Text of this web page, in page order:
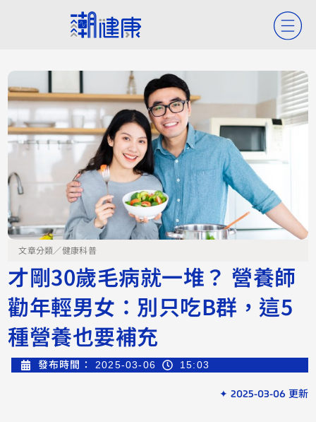
文章分類／健康科普
才剛30歲毛病就一堆？ 營養師
勸年輕男女：別只吃B群，這5
種營養也要補充
發布時間： 2025-03-06 15:03
✦ 2025-03-06 更新